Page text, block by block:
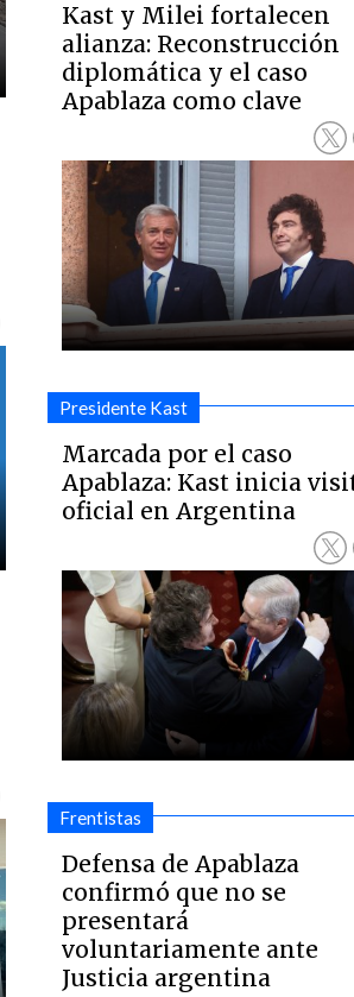
Kast y Milei fortalecen
alianza: Reconstrucción
diplomática y el caso
Apablaza como clave
Presidente Kast
Marcada por el caso
Apablaza: Kast inicia
oficial en Argentina
Frentistas
Defensa de Apablaza
confirmó que no se
presentará
voluntariamente ante
Justicia argentina